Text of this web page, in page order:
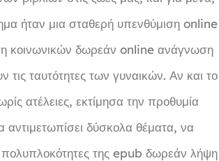
ήταν μια σταθερή υπενθύμιση online
κοινωνικών δωρεάν online ανάγνωση
τις ταυτότητες των γυναικών. Αν και το
ατέλειες, εκτίμησα την προθυμία
δύσκολα θέματα, να
πολυπλοκότητες της epub δωρεάν λήψη